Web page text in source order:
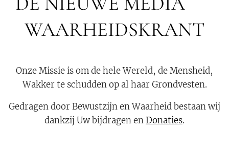
WAARHEIDSKRANT
Onze Missie is om de hele Wereld, de Mensheid,
Wakker te schudden op al haar Grondvesten.
Gedragen door Bewustzijn en Waarheid bestaan wij
dankzij Uw bijdragen enDonaties.